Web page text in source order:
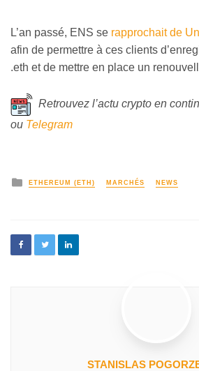
L’an passé, ENS se rapprochait de
afin de permettre à ces clients
.eth et de mettre en place un
Retrouvez l’actu crypto en
ou Telegram
ETHEREUM (ETH) MARCHÉS NEWS
STANISLAS